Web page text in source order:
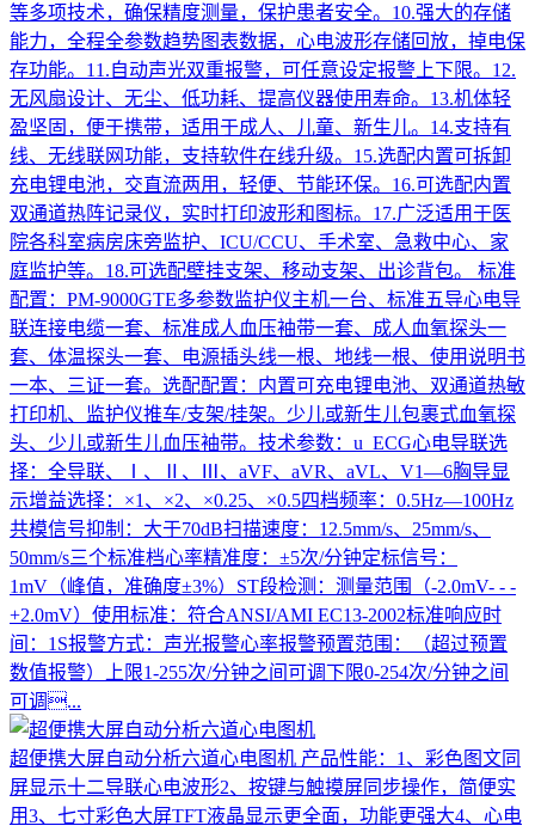
等多项技术，确保精度测量，保护患者安全。10.强大的存储
能力，全程全参数趋势图表数据，心电波形存储回放，掉电保
存功能。11.自动声光双重报警，可任意设定报警上下限。12.
无风扇设计、无尘、低功耗、提高仪器使用寿命。13.机体轻
盈坚固，便于携带，适用于成人、儿童、新生儿。14.支持有
线、无线联网功能，支持软件在线升级。15.选配内置可拆卸
充电锂电池，交直流两用，轻便、节能环保。16.可选配内置
双通道热阵记录仪，实时打印波形和图标。17.广泛适用于医
院各科室病房床旁监护、ICU/CCU、手术室、急救中心、家
庭监护等。18.可选配壁挂支架、移动支架、出诊背包。 标准
配置：PM-9000GTE多参数监护仪主机一台、标准五导心电导
联连接电缆一套、标准成人血压袖带一套、成人血氧探头一
套、体温探头一套、电源插头线一根、地线一根、使用说明书
一本、三证一套。选配配置：内置可充电锂电池、双通道热敏
打印机、监护仪推车/支架/挂架。少儿或新生儿包裹式血氧探
头、少儿或新生儿血压袖带。技术参数：u ECG心电导联选
择：全导联、Ⅰ、Ⅱ、Ⅲ、aVF、aVR、aVL、V1—6胸导显
示增益选择：×1、×2、×0.25、×0.5四档频率：0.5Hz—100Hz
共模信号抑制：大于70dB扫描速度：12.5mm/s、25mm/s、
50mm/s三个标准档心率精准度：±5次/分钟定标信号：
1mV（峰值，准确度±3%）ST段检测：测量范围（-2.0mV- - -
+2.0mV）使用标准：符合ANSI/AMI EC13-2002标准响应时
间：1S报警方式：声光报警心率报警预置范围：（超过预置
数值报警）上限1-255次/分钟之间可调下限0-254次/分钟之间
可调...
超便携大屏自动分析六道心电图机 产品性能：1、彩色图文同
屏显示十二导联心电波形2、按键与触摸屏同步操作，简便实
用3、七寸彩色大屏TFT液晶显示更全面，功能更强大4、心电